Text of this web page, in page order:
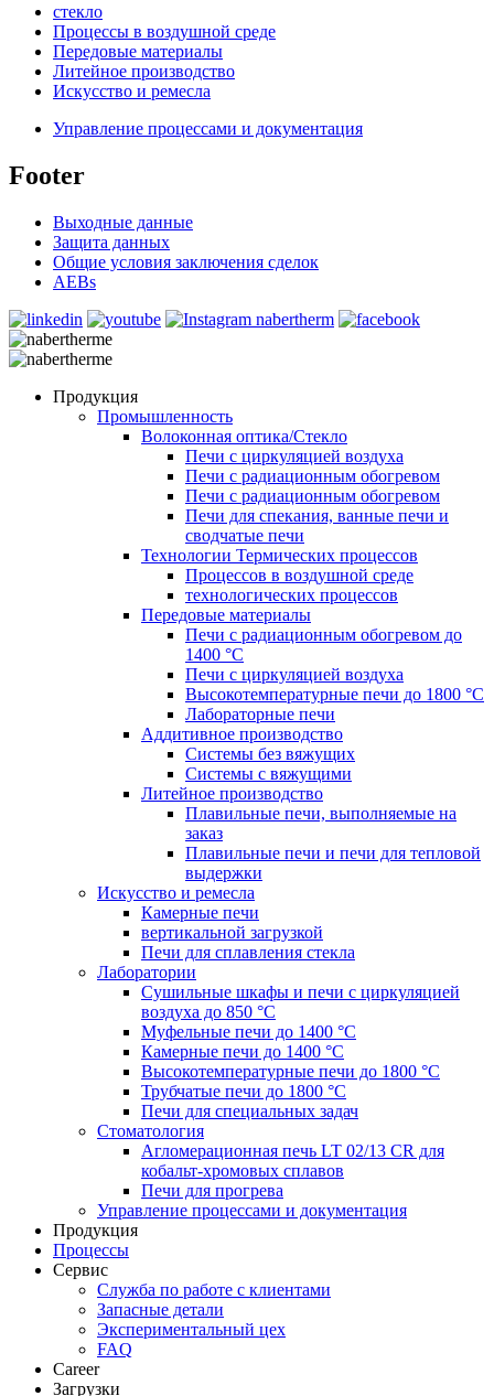
стекло
Процессы в воздушной среде
Передовые материалы
Литейное производство
Искусство и ремесла
Управление процессами и документация
Footer
Выходные данные
Защита данных
Общие условия заключения сделок
AEBs
Продукция
Промышленность
Волоконная оптика/Cтекло
Печи с циркуляцией воздуха
Печи с радиационным обогревом
Печи с радиационным обогревом
Печи для спекания, ванные печи и
сводчатые печи
Технологии Термических процессов
Процессов в воздушной среде
технологических процессов
Передовые материалы
Печи с радиационным обогревом до
1400 °C
Печи с циркуляцией воздуха
Высокотемпературные печи до 1800 °C
Лабораторные печи
Аддитивное производство
Системы без вяжущих
Системы с вяжущими
Литейное производство
Плавильные печи, выполняемые на
заказ
Плавильные печи и печи для тепловой
выдержки
Искусство и ремесла
Камерные печи
вертикальной загрузкой
Печи для сплавления стекла
Лаборатории
Сушильные шкафы и печи с циркуляцией
воздуха до 850 °C
Муфельные печи до 1400 °C
Камерные печи до 1400 °C
Высокотемпературные печи до 1800 °C
Трубчатые печи до 1800 °C
Печи для специальных задач
Стоматология
Агломерационная печь LT 02/13 CR для
кобальт-хромовых сплавов
Печи для прогрева
Управление процессами и документация
Продукция
Процессы
Сервис
Служба по работе с клиентами
Запасные детали
Экспериментальный цех
FAQ
Career
Загрузки